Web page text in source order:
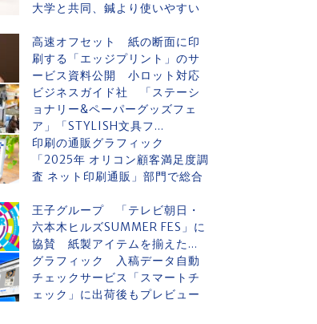
大学と共同、鍼より使いやすい
高速オフセット 紙の断面に印
刷する「エッジプリント」のサ
ービス資料公開 小ロット対応
ビジネスガイド社 「ステーシ
ョナリー&ペーパーグッズフェ
ア」「STYLISH文具フ...
印刷の通販グラフィック
「2025年 オリコン顧客満足度調
査 ネット印刷通販」部門で総合
王子グループ 「テレビ朝日・
六本木ヒルズSUMMER FES」に
協賛 紙製アイテムを揃えた...
グラフィック 入稿データ自動
チェックサービス「スマートチ
ェック」に出荷後もプレビュー